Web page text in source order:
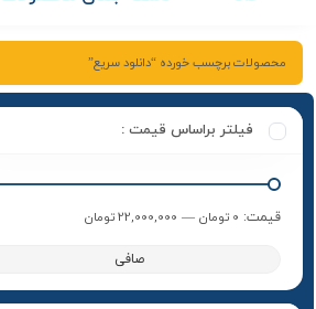
محصولات برچسب خورده “دانلود سریع”
فیلتر براساس قیمت :
صافی
قيمت: 0 تومان — 22,000,000 تومان